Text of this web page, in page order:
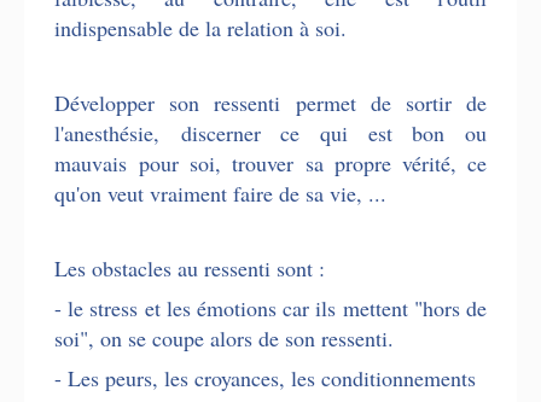
indispensable de la relation à soi.
Développer son ressenti permet de sortir de
l'anesthésie, discerner ce qui est bon ou
mauvais pour soi, trouver sa propre vérité, ce
qu'on veut vraiment faire de sa vie, ...
Les obstacles au ressenti sont :
- le stress et les émotions car ils mettent "hors de
soi", on se coupe alors de son ressenti.
- Les peurs, les croyances, les conditionnements